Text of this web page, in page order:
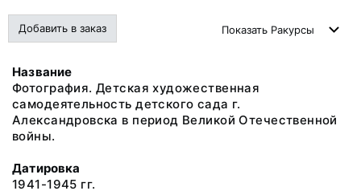
Добавить в заказ Показать Ракурсы
Название
Фотография. Детская художественная
самодеятельность детского сада г.
Александровска в период Великой Отечественной
войны.
Датировка
1941-1945 гг.